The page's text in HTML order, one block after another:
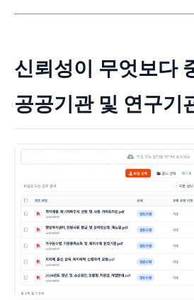
신뢰성이 무엇보다
공공기관 및 연구기